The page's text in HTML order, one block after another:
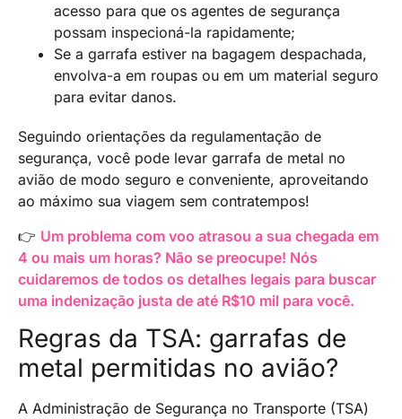
acesso para que os agentes de segurança
possam inspecioná-la rapidamente;
Se a garrafa estiver na bagagem despachada,
envolva-a em roupas ou em um material seguro
para evitar danos.
Seguindo orientações da regulamentação de
segurança, você pode levar garrafa de metal no
avião de modo seguro e conveniente, aproveitando
ao máximo sua viagem sem contratempos!
👉 Um problema com voo atrasou a sua chegada em
4 ou mais um horas? Não se preocupe! Nós
cuidaremos de todos os detalhes legais para buscar
uma indenização justa de até R$10 mil para você.
Regras da TSA: garrafas de
metal permitidas no avião?
A Administração de Segurança no Transporte (TSA)